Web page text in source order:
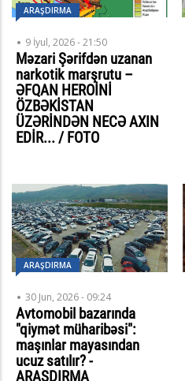
ARAŞDIRMA
9 İyul, 2026 - 21:50
Məzari Şərifdən uzanan
narkotik marşrutu –
ƏFQAN HEROİNİ
ÖZBƏKİSTAN
ÜZƏRİNDƏN NECƏ AXIN
EDİR... / FOTO
ARAŞDIRMA
30 Jun, 2026 - 09:24
Avtomobil bazarında
"qiymət müharibəsi":
maşınlar mayasından
ucuz satılır? -
ARAŞDIRMA